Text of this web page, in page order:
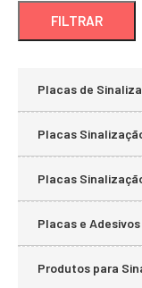
FILTRAR
Placas de
Placas
Placas
Placas e
Produtos para